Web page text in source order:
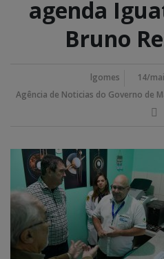
agenda
Bruno
lgomes
14/
Agência de Noticias do Governo de